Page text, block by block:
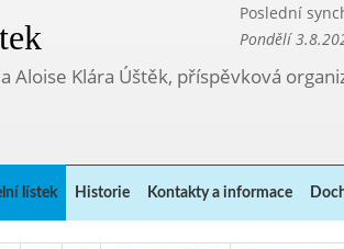
Poslední
Pondělí
Aloise Klára Úštěk, příspěvková
lístek Historie Kontakty a informace